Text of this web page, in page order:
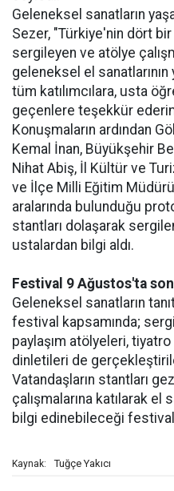
Geleneksel sanatların
Sezer, "Türkiye'nin dört
sergileyen ve atölye
geleneksel el sanatlarının
tüm katılımcılara, usta
geçenlere teşekkür
Konuşmaların ardından
Kemal İnan, Büyükşehir
Nihat Abiş, İl Kültür ve
ve İlçe Milli Eğitim
aralarında bulunduğu
stantları dolaşarak
ustalardan bilgi aldı.
Festival 9 Ağustos'ta
Geleneksel sanatların
festival kapsamında;
paylaşım atölyeleri,
dinletileri de
Vatandaşların stantları
çalışmalarına katılarak el
bilgi edinebileceği
Kaynak: Tuğçe Yakıcı